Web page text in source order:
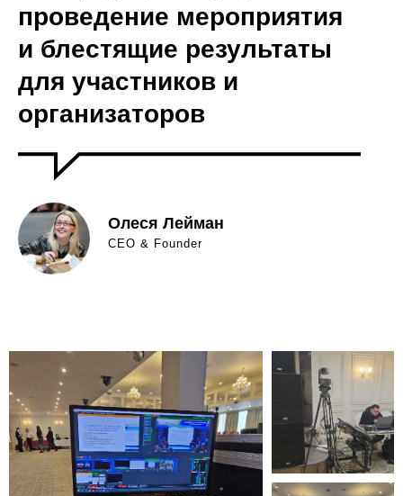
проведение мероприятия
и блестящие результаты
для участников и
организаторов
Олеся Лейман
CEO & Founder